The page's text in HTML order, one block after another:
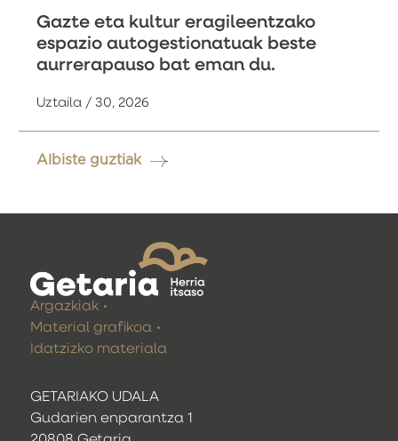
Gazte eta kultur eragileentzako
espazio autogestionatuak beste
aurrerapauso bat eman du.
Uztaila / 30, 2026
Albiste guztiak
GETARIAKO UDALA
Gudarien enparantza 1
Argazkiak
Material grafikoa
Idatzizko materiala